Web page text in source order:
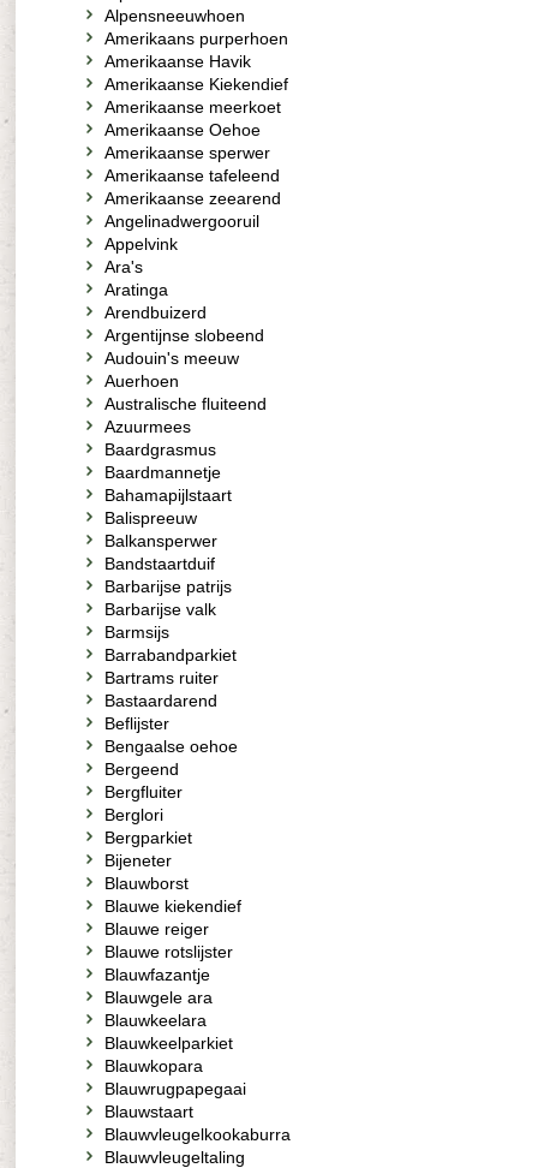
Alpensneeuwhoen
Amerikaans purperhoen
Amerikaanse Havik
Amerikaanse Kiekendief
Amerikaanse meerkoet
Amerikaanse Oehoe
Amerikaanse sperwer
Amerikaanse tafeleend
Amerikaanse zeearend
Angelinadwergooruil
Appelvink
Ara's
Aratinga
Arendbuizerd
Argentijnse slobeend
Audouin's meeuw
Auerhoen
Australische fluiteend
Azuurmees
Baardgrasmus
Baardmannetje
Bahamapijlstaart
Balispreeuw
Balkansperwer
Bandstaartduif
Barbarijse patrijs
Barbarijse valk
Barmsijs
Barrabandparkiet
Bartrams ruiter
Bastaardarend
Beflijster
Bengaalse oehoe
Bergeend
Bergfluiter
Berglori
Bergparkiet
Bijeneter
Blauwborst
Blauwe kiekendief
Blauwe reiger
Blauwe rotslijster
Blauwfazantje
Blauwgele ara
Blauwkeelara
Blauwkeelparkiet
Blauwkopara
Blauwrugpapegaai
Blauwstaart
Blauwvleugelkookaburra
Blauwvleugeltaling